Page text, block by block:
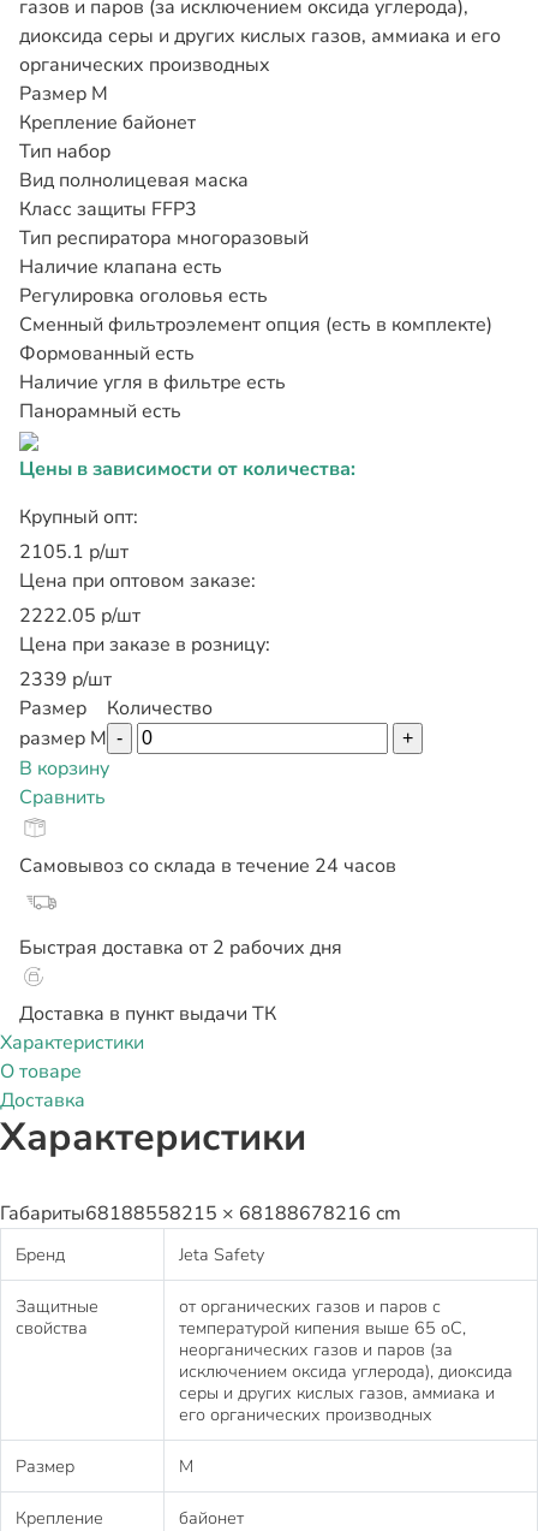
газов и паров (за исключением оксида углерода),
диоксида серы и других кислых газов, аммиака и его
органических производных
Размер M
Крепление байонет
Тип набор
Вид полнолицевая маска
Класс защиты FFP3
Тип респиратора многоразовый
Наличие клапана есть
Регулировка оголовья есть
Сменный фильтроэлементопция (есть в комплекте)
Формованный есть
Наличие угля в фильтре есть
Панорамный есть
Цены в зависимости от количества:
Крупный опт:
2105.1 р/шт
Цена при оптовом заказе:
2222.05 р/шт
Цена при заказе в розницу:
2339 р/шт
Размер
Количество
размер M - +
В корзину
Сравнить
Самовывоз со склада в течение 24 часов
Быстрая доставка от 2 рабочих дня
Доставка в пункт выдачи ТК
Характеристики
О товаре
Доставка
Характеристики
Габариты68188558215 × 68188678216 cm
Бренд Jeta Safety
Защитные
свойства
от органических газов и паров с
температурой кипения выше 65 оС,
неорганических газов и паров (за
исключением оксида углерода), диоксида
серы и других кислых газов, аммиака и
его органических производных
Размер M
Крепление байонет